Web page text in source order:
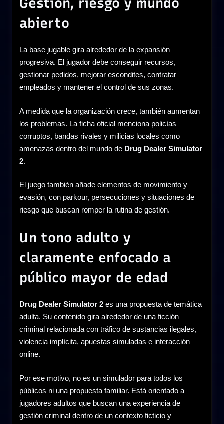
abierto
La base jugable gira alrededor de la expansión
progresiva. El jugador debe conseguir recursos,
gestionar pedidos, mejorar escondites, contratar
empleados y mantener el control de sus zonas.
A medida que la organización crece, también aumentan
los problemas. La ficha oficial menciona policías
corruptos, bandas rivales y milicias locales como
amenazas dentro del mundo de Drug Dealer Simulator
2.
El juego también añade elementos de movimiento y
evasión, con parkour, persecuciones y situaciones de
riesgo que buscan romper la rutina de gestión.
Un tono adulto y
claramente enfocado a
público mayor de edad
Drug Dealer Simulator 2 es una propuesta de temática
adulta. Su contenido gira alrededor de una ficción
criminal relacionada con tráfico de sustancias ilegales,
violencia implícita, apuestas simuladas e interacción
online.
Por ese motivo, no es un simulador para todos los
públicos ni una propuesta familiar. Está orientado a
jugadores adultos que buscan una experiencia de
gestión criminal dentro de un contexto ficticio y